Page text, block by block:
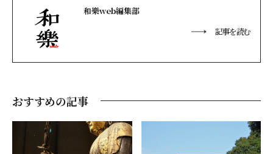
和樂web編集部
記事を読む
おすすめの記事